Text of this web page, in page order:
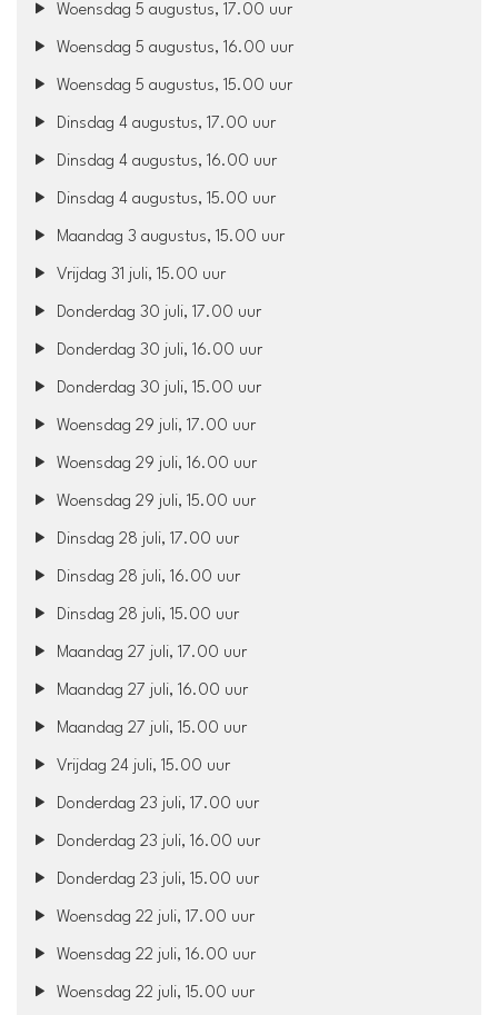
Woensdag 5 augustus, 17.00 uur
Woensdag 5 augustus, 16.00 uur
Woensdag 5 augustus, 15.00 uur
Dinsdag 4 augustus, 17.00 uur
Dinsdag 4 augustus, 16.00 uur
Dinsdag 4 augustus, 15.00 uur
Maandag 3 augustus, 15.00 uur
Vrijdag 31 juli, 15.00 uur
Donderdag 30 juli, 17.00 uur
Donderdag 30 juli, 16.00 uur
Donderdag 30 juli, 15.00 uur
Woensdag 29 juli, 17.00 uur
Woensdag 29 juli, 16.00 uur
Woensdag 29 juli, 15.00 uur
Dinsdag 28 juli, 17.00 uur
Dinsdag 28 juli, 16.00 uur
Dinsdag 28 juli, 15.00 uur
Maandag 27 juli, 17.00 uur
Maandag 27 juli, 16.00 uur
Maandag 27 juli, 15.00 uur
Vrijdag 24 juli, 15.00 uur
Donderdag 23 juli, 17.00 uur
Donderdag 23 juli, 16.00 uur
Donderdag 23 juli, 15.00 uur
Woensdag 22 juli, 17.00 uur
Woensdag 22 juli, 16.00 uur
Woensdag 22 juli, 15.00 uur